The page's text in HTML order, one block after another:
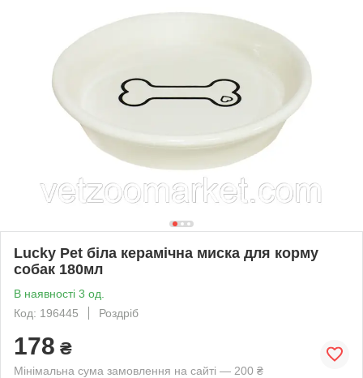
Lucky Pet біла керамічна миска для корму
собак 180мл
В наявності 3 од.
Код: 196445
Роздріб
178 ₴
Мінімальна сума замовлення на сайті — 200 ₴